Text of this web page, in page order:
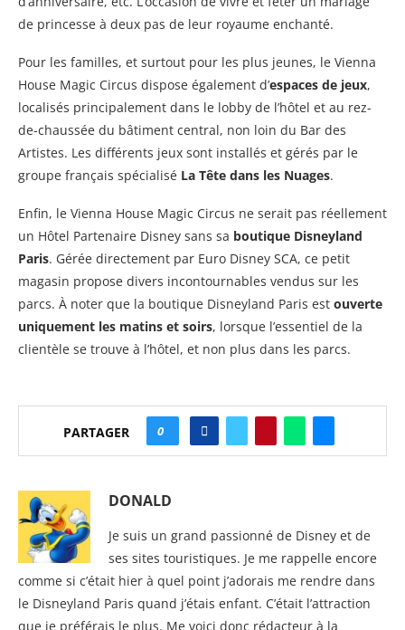
de princesse à deux pas de leur royaume enchanté.
Pour les familles, et surtout pour les plus jeunes, le Vienna
House Magic Circus dispose également d’espaces de jeux,
localisés principalement dans le lobby de l’hôtel et au rez-
de-chaussée du bâtiment central, non loin du Bar des
Artistes. Les différents jeux sont installés et gérés par le
groupe français spécialisé La Tête dans les Nuages.
Enfin, le Vienna House Magic Circus ne serait pas réellement
un Hôtel Partenaire Disney sans sa boutique Disneyland
Paris. Gérée directement par Euro Disney SCA, ce petit
magasin propose divers incontournables vendus sur les
parcs. À noter que la boutique Disneyland Paris est ouverte
uniquement les matins et soirs, lorsque l’essentiel de la
clientèle se trouve à l’hôtel, et non plus dans les parcs.
PARTAGER 0
DONALD
Je suis un grand passionné de Disney et de
ses sites touristiques. Je me rappelle encore
comme si c’était hier à quel point j’adorais me rendre dans
le Disneyland Paris quand j’étais enfant. C’était l’attraction
que je préférais le plus. Me voici donc rédacteur à la